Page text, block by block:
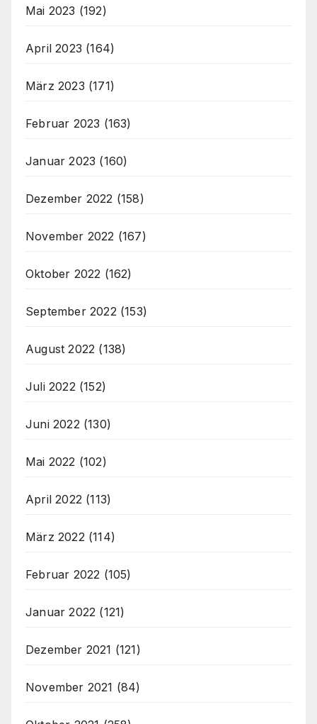
Mai 2023 (192)
April 2023 (164)
März 2023 (171)
Februar 2023 (163)
Januar 2023 (160)
Dezember 2022 (158)
November 2022 (167)
Oktober 2022 (162)
September 2022 (153)
August 2022 (138)
Juli 2022 (152)
Juni 2022 (130)
Mai 2022 (102)
April 2022 (113)
März 2022 (114)
Februar 2022 (105)
Januar 2022 (121)
Dezember 2021 (121)
November 2021 (84)